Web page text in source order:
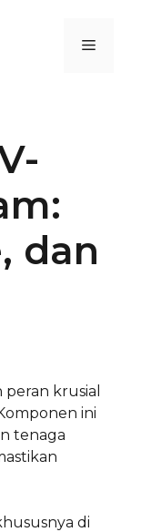
Menu
dan
krusial
ini
tenaga
di